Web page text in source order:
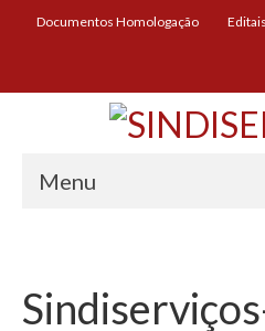
Documentos Homologação
Menu